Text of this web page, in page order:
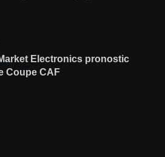
Electronics pronostic
Coupe CAF